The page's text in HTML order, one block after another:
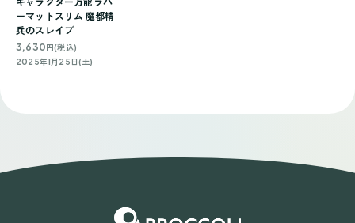
ーマットスリム 魔都精
兵のスレイブ
3,630円(税込)
2025年1月25日(土)